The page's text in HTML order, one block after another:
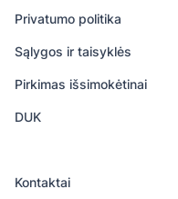
Privatumo politika
Sąlygos ir taisyklės
Pirkimas išsimokėtinai
DUK
Kontaktai